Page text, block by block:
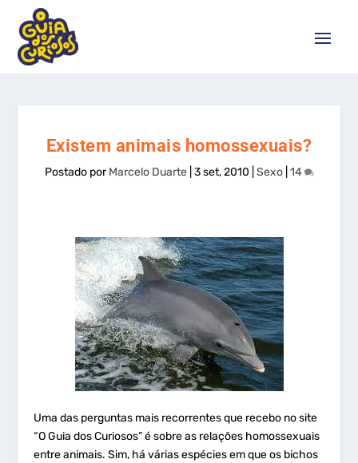
Existem animais homossexuais?
Postado porMarcelo Duarte| 3 set, 2010 Sexo| 14
Uma das perguntas mais recorrentes que recebo no site
“O Guia dos Curiosos” é sobre as relações homossexuais
entre animais. Sim, há várias espécies em que os bichos